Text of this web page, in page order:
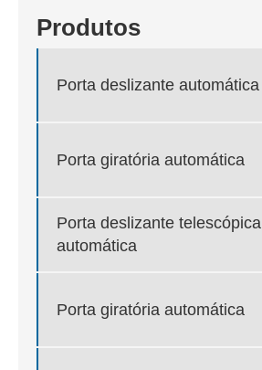
Produtos
Porta deslizante automática
Porta giratória automática
Porta deslizante telescópica
automática
Porta giratória automática